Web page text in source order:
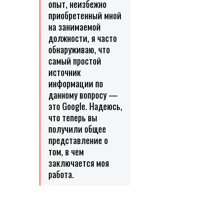
опыт, неизбежно
приобретенный мной
на занимаемой
должности, я часто
обнаруживаю, что
самый простой
источник
информации по
данному вопросу —
это Google. Надеюсь,
что теперь вы
получили общее
представление о
том, в чем
заключается моя
работа.